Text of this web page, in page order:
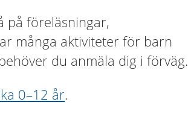
på föreläsningar,
många aktiviteter för barn
du anmäla dig i förväg.
0–12 år.